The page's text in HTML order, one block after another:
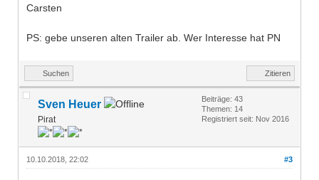
Carsten
PS: gebe unseren alten Trailer ab. Wer Interesse hat PN
Suchen Zitieren
Sven Heuer
Pirat
Beiträge: 43
Themen: 14
Registriert seit: Nov 2016
#3
10.10.2018, 22:02